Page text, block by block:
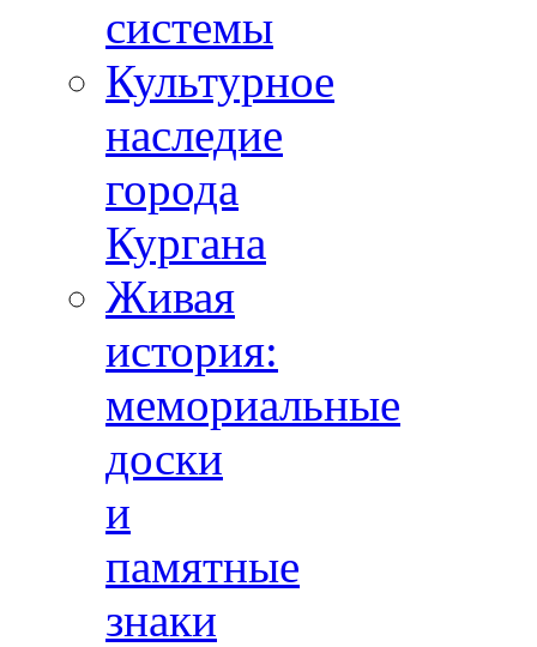
системы
Культурное
наследие
города
Кургана
Живая
история:
мемориальные
доски
и
памятные
знаки